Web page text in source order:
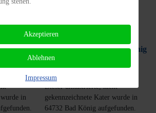
in
Katzen, m,
09-06-2026, 64732 Bad König
Dieser unkastrierte, nicht
gekennzeichnete Kater wurde in
64732 Bad König aufgefunden.
Akzeptieren
Ablehnen
Impressum